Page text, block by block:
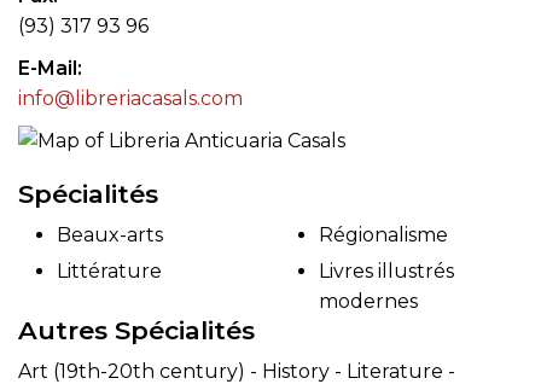
(93) 317 93 96
E-Mail
info@libreriacasals.com
Spécialités
Beaux-arts
Littérature
Régionalisme
Livres illustrés
modernes
Autres Spécialités
Art (19th-20th century) - History - Literature -